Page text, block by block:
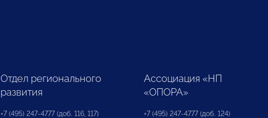
Отдел регионального
развития
+7 (495) 247-4777 (доб. 116, 117)
Ассоциация «НП
«ОПОРА»
+7 (495) 247-4777 (доб. 124)